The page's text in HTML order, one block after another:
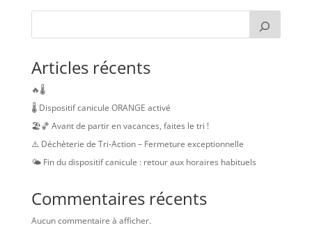
Articles récents
🔥🌡️
🌡️ Dispositif canicule ORANGE activé
🏖️🏀 Avant de partir en vacances, faites le tri !
⚠️ Déchèterie de Tri-Action – Fermeture exceptionnelle
🌤️ Fin du dispositif canicule : retour aux horaires habituels
Commentaires récents
Aucun commentaire à afficher.